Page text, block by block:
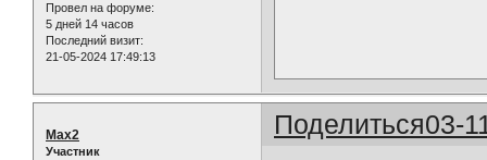
Провел на форуме:
5 дней 14 часов
Последний визит:
21-05-2024 17:49:13
Поделиться03-
Max2
Участник